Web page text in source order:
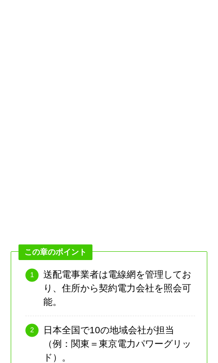
この章のポイント
送配電事業者は電線網を管理してお
り、住所から契約電力会社を照会可
能。
日本全国で10の地域会社が担当
（例：関東＝東京電力パワーグリッ
ド）。